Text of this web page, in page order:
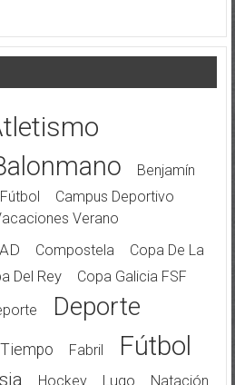
Benjamín
Campus Deportivo
Verano
Compostela
Copa De La
Del Rey
Copa Galicia FSF
Deporte
Tiempo Fabril Fútbol
Hockey Lugo Natación